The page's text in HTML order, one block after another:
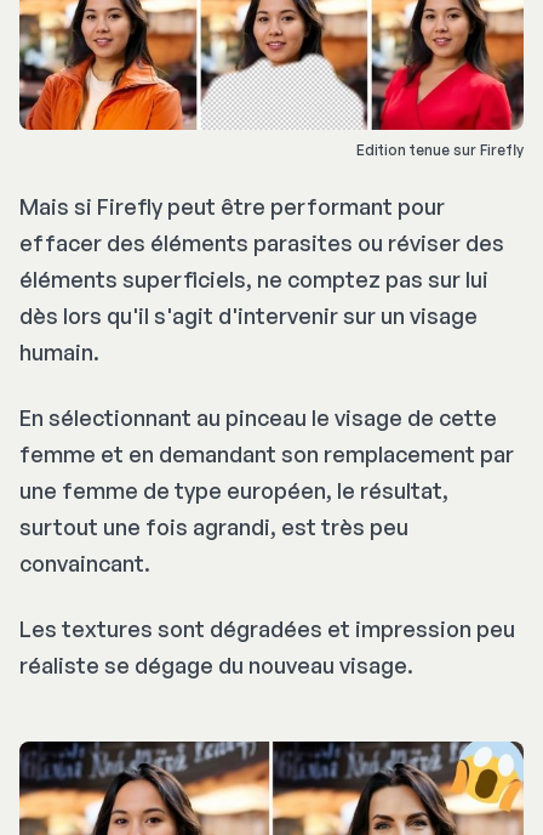
Edition tenue sur Firefly
Mais si Firefly peut être performant pour
effacer des éléments parasites ou réviser des
éléments superficiels, ne comptez pas sur lui
dès lors qu'il s'agit d'intervenir sur un visage
humain.
En sélectionnant au pinceau le visage de cette
femme et en demandant son remplacement par
une femme de type européen, le résultat,
surtout une fois agrandi, est très peu
convaincant.
Les textures sont dégradées et impression peu
réaliste se dégage du nouveau visage.